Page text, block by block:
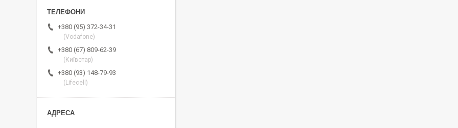
+380 (95) 372-34-31
(Vodafone)
+380 (67) 809-62-39
(Київстар)
+380 (93) 148-79-93
(Lifecell)